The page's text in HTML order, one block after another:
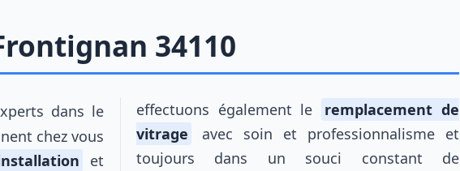
34110
dans le
chez vous
et
effectuons également le
remplacement de
vitrage
avec soin et professionnalisme et
toujours dans un souci constant de